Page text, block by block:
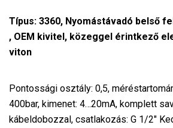
Típus: 3360, Nyomástávadó belső
, OEM kivitel, közeggel érintkező
viton
Pontossági osztály: 0,5,
400bar, kimenet: 4…20mA, komplett
kábeldobozzal, csatlakozás: G 1/2″